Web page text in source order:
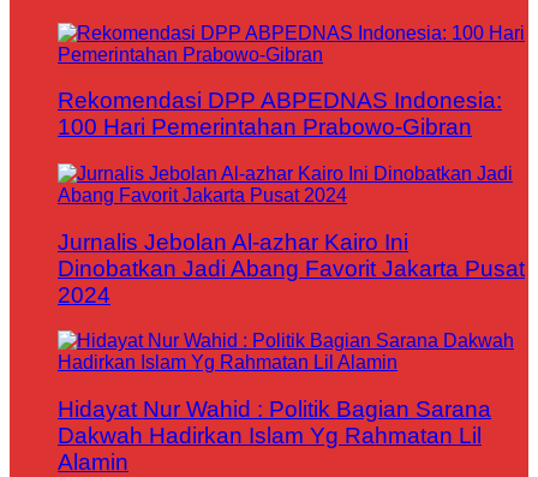
Rekomendasi DPP ABPEDNAS Indonesia:
100 Hari Pemerintahan Prabowo-Gibran
Jurnalis Jebolan Al-azhar Kairo Ini
Dinobatkan Jadi Abang Favorit Jakarta Pusat
2024
Hidayat Nur Wahid : Politik Bagian Sarana
Dakwah Hadirkan Islam Yg Rahmatan Lil
Alamin